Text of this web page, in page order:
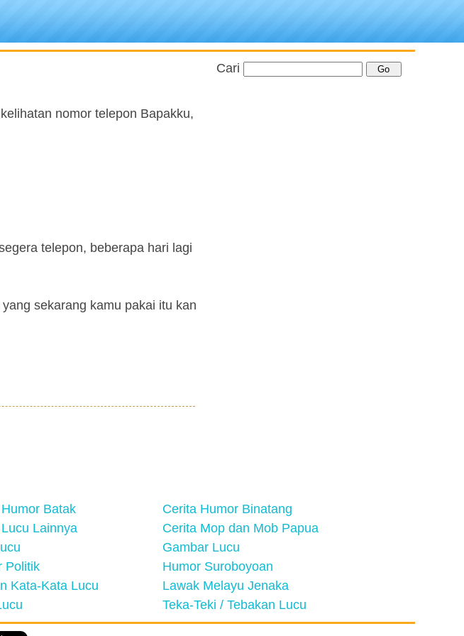
nomor telepon Bapakku,
telepon, beberapa hari lagi
sekarang kamu pakai itu kan
Cari
Batak
Cerita Humor Binatang
Lainnya
Cerita Mop dan Mob Papua
Gambar Lucu
Politik
Humor Suroboyoan
Kata-Kata Lucu
Lawak Melayu Jenaka
Teka-Teki / Tebakan Lucu